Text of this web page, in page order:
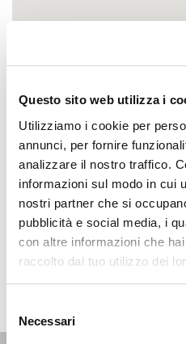
Questo sito web utilizza i
Utilizziamo i cookie per
annunci, per fornire
analizzare il nostro traffico.
informazioni sul modo in cui
nostri partner che si
pubblicità e social media, i
con altre informazioni che
raccolto dal tuo utilizzo dei
delNecessari